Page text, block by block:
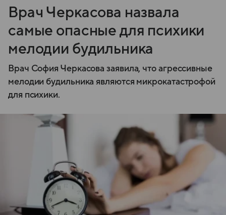
Врач Черкасова назвала
самые опасные для психики
мелодии будильника
Врач София Черкасова заявила, что агрессивные
мелодии будильника являются микрокатастрофой
для психики.